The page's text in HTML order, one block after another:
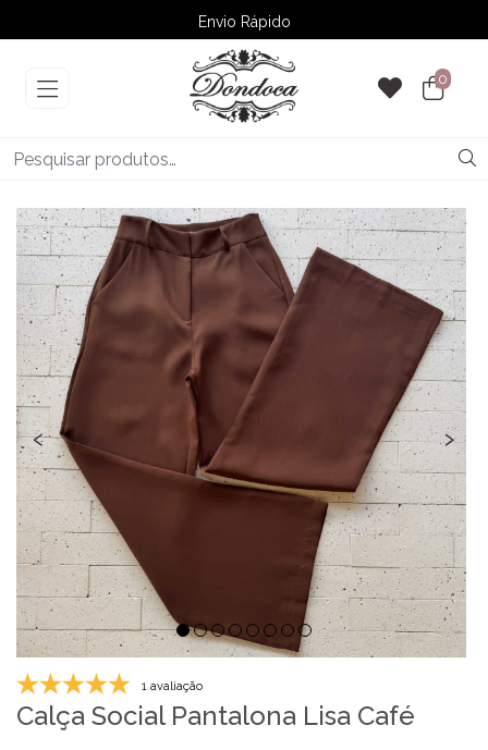
Envio Rápido
➚ Ofertas– Até 60% OFF
0
‹ ›
1 avaliação
Calça Social Pantalona Lisa Café